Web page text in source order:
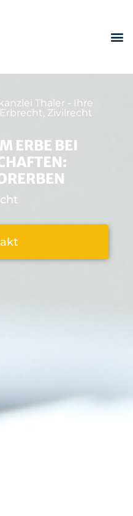
Thaler - Ihre
Zivilrecht
ERBE BEI